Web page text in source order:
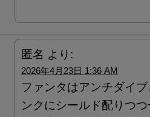
匿名 より:
2026年4月23日 1:36 AM
ファンタはアンチダイ
ンクにシールド配りつ